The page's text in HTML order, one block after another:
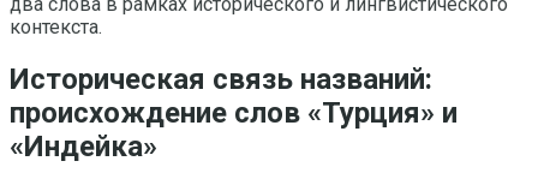
контекста.
Историческая связь названий:
происхождение слов «Турция» и
«Индейка»